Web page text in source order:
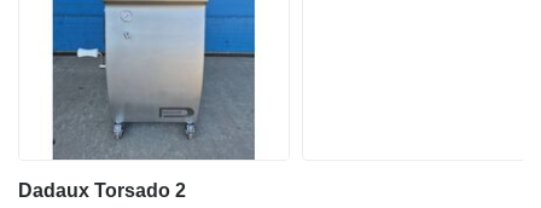
Dadaux Torsado 2